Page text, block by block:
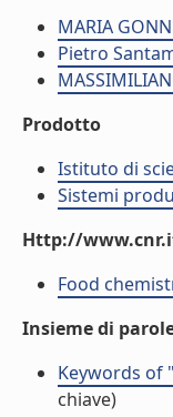
MARIA
Pietro
Prodotto
Istituto di
Sistemi
Http://
Food
Insieme di
Keywords of
chiave)